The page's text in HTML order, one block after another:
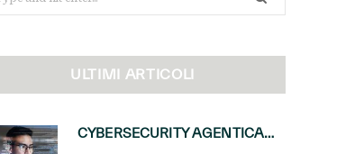
ULTIMI ARTICOLI
CYBERSECURITY AGENTICA: CON PERCEPTION E MAI-CYBER-1-FLASH MICROSOFT APRE NUOVI SERVIZI PER IL CANALE